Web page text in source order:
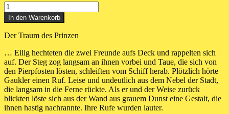
Der
Traum
des
Prinzen
In den Warenkorb
Der Traum des Prinzen
… Eilig hechteten die zwei Freunde aufs Deck und rappelten sich
auf. Der Steg zog langsam an ihnen vorbei und Taue, die sich von
den Pierpfosten lösten, schleiften vom Schiff herab. Plötzlich hörte
Gaukler einen Ruf. Leise und undeutlich aus dem Nebel der Stadt,
die langsam in die Ferne rückte. Als er und der Weise zurück
blickten löste sich aus der Wand aus grauem Dunst eine Gestalt, die
ihnen hastig nachrannte. Ihre Rufe wurden lauter.